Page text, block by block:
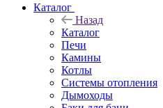
Каталог
Назад
Каталог
Печи
Камины
Котлы
Системы отопления
Дымоходы